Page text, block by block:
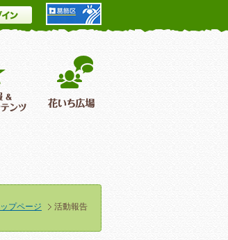
ログイン
ー イベント情報 ＆特設コンテンツ
ップページ 活動報告